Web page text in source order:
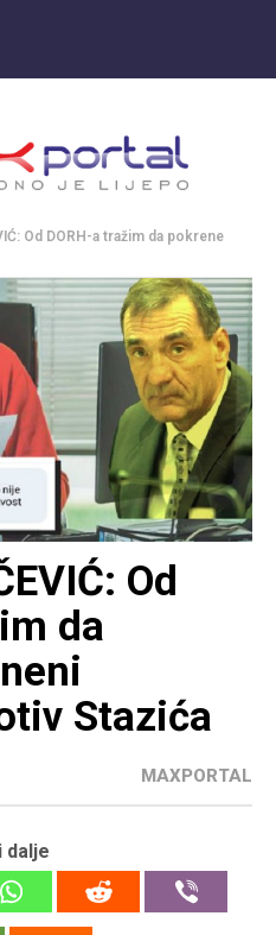
Od DORH-a tražim da pokrene
Od
da
Stazića
MAXPORTAL
dalje